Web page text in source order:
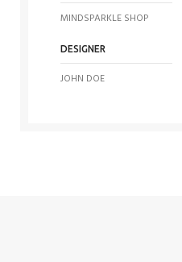
MINDSPARKLE SHOP
DESIGNER
JOHN DOE